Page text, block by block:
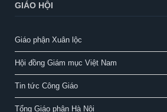
GIÁO HỘI
Giáo phận Xuân lộc
Hội đồng Giám mục Việt Nam
Tin tức Công Giáo
Tổng Giáo phận Hà Nội